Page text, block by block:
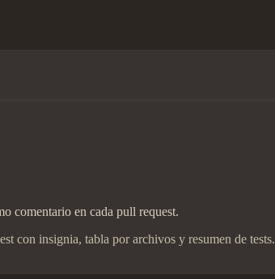
comentario en cada pull request.
con insignia, tabla por archivos y resumen de tests.